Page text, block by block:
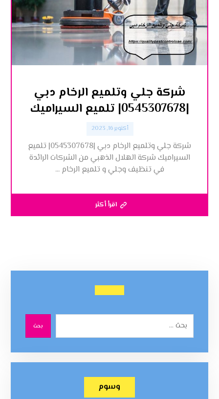
شركة جلي وتلميع الرخام دبي
|0545307678| تلميع السيراميك
أكتوبر 16, 2023
شركة جلي وتلميع الرخام دبي |0545307678| تلميع
السيراميك شركة الهلال الذهبي من الشركات الرائدة
في تنظيف وجلي و تلميع الرخام ...
اقرأ أكثر
بحث
وسوم